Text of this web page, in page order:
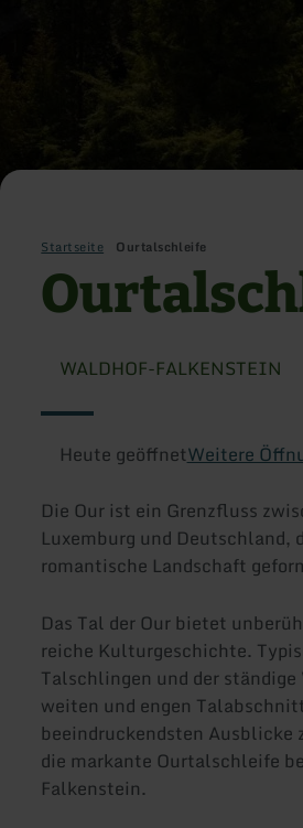
Startseite Ourtalschleife
WALDHOF-FALKENSTEIN
Heute geöffnetWeitere
Die Our ist ein Grenzfluss
Luxemburg und Deutschland,
romantische Landschaft
Das Tal der Our bietet
reiche Kulturgeschichte.
Talschlingen und der ständige
weiten und engen
beeindruckendsten Ausblicke
die markante Ourtalschleife
Falkenstein.